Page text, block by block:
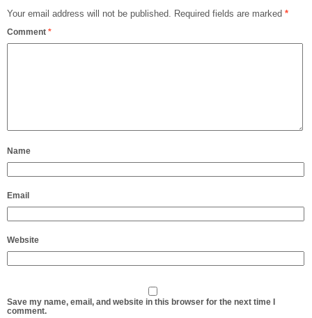
Your email address will not be published. Required fields are marked *
Comment *
Name
Email
Website
Save my name, email, and website in this browser for the next time I
comment.